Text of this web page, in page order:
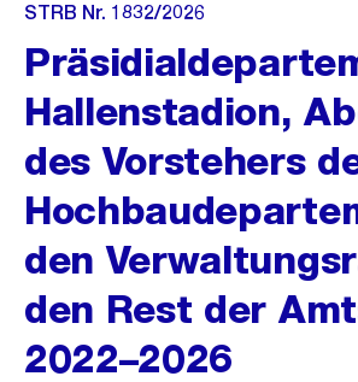
STRB Nr. 1832/2026
Hallenstadion,
des Vorstehers
den
den Rest der
2022–2026